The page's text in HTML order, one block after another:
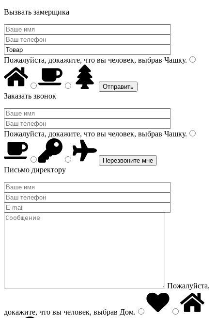
Вызвать замерщика
Пожалуйста, докажите, что вы человек, выбрав Чашку.
Заказать звонок
Пожалуйста, докажите, что вы человек, выбрав Чашку.
Письмо директору
Пожалуйста,
докажите, что вы человек, выбрав Дом.